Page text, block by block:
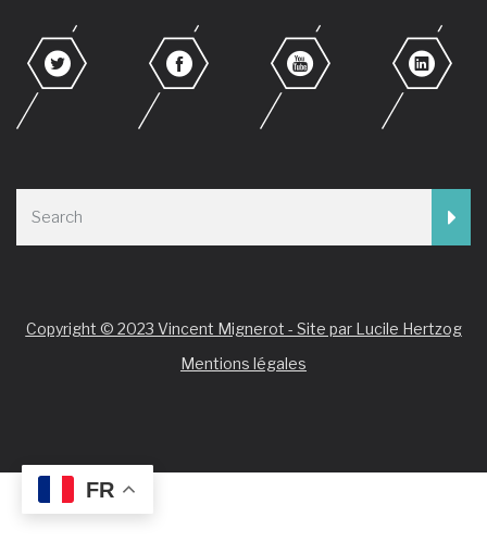
Copyright © 2023 Vincent Mignerot - Site par Lucile Hertzog
Mentions légales
FR